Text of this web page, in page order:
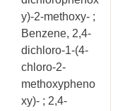
y)-2-methoxy- ;
Benzene, 2,4-
dichloro-1-(4-
chloro-2-
methoxypheno
xy)- ; 2,4-